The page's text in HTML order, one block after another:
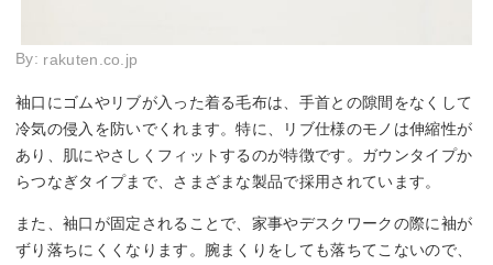
By: rakuten.co.jp
袖口にゴムやリブが入った着る毛布は、手首との隙間をなくして
冷気の侵入を防いでくれます。特に、リブ仕様のモノは伸縮性が
あり、肌にやさしくフィットするのが特徴です。ガウンタイプか
らつなぎタイプまで、さまざまな製品で採用されています。
また、袖口が固定されることで、家事やデスクワークの際に袖が
ずり落ちにくくなります。腕まくりをしても落ちてこないので、